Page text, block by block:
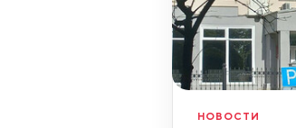
НОВОСТИ